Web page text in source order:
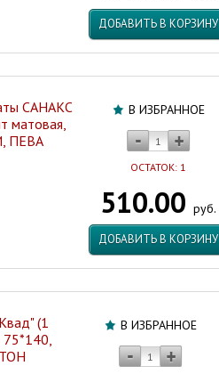
ДОБАВИТЬ В КОРЗИНУ
В ИЗБРАННОЕ
ОСТАТОК: 1
510.00 руб.
ДОБАВИТЬ В КОРЗИНУ
САНАКС
матовая,
ПЕВА
В ИЗБРАННОЕ
(1
75*140,